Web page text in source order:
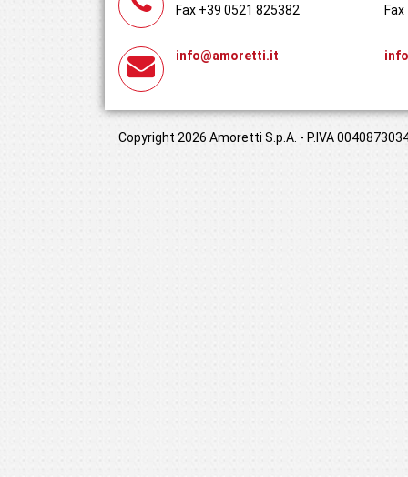
Fax +39 0521 825382
info@amoretti.it
Copyright 2026 Amoretti S.p.A. - P.IVA